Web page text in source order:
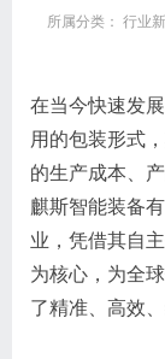
所属分类： 行业
在当今快速发
用的包装形式
的生产成本、
麒斯智能装备
业，凭借其自
为核心，为全
了精准、高效